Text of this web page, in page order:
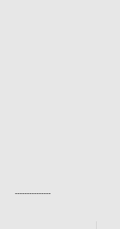
---------------